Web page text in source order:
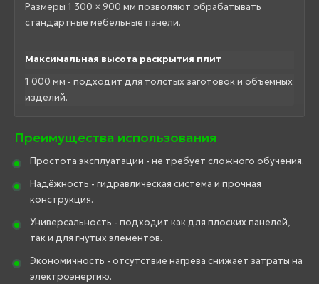
Размеры 1 300 × 900 мм позволяют обрабатывать
стандартные мебельные панели.
Максимальная высота раскрытия плит
1 000 мм - подходит для толстых заготовок и объёмных
изделий.
Преимущества использования
Простота эксплуатации - не требует сложного обучения.
Надёжность - гидравлическая система и прочная
конструкция.
Универсальность - подходит как для плоских панелей,
так и для гнутых элементов.
Экономичность - отсутствие нагрева снижает затраты на
электроэнергию.